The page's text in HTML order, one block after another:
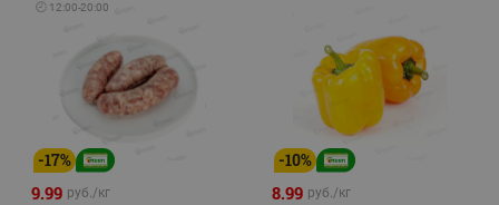
🕘 12:00-20:00
-17%
9.99 руб./кг
-10%
8.99 руб./кг